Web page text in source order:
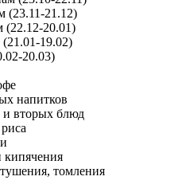
(23.11-21.12)
(22.12-20.01)
19.02)
20.03)
напитков
и вторых блюд
кипячения
томления